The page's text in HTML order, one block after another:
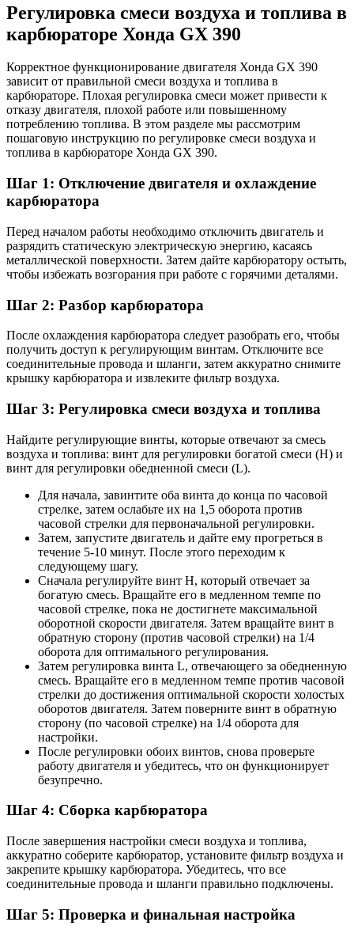
Регулировка смеси воздуха и топлива в
карбюраторе Хонда GX 390
Корректное функционирование двигателя Хонда GX 390
зависит от правильной смеси воздуха и топлива в
карбюраторе. Плохая регулировка смеси может привести к
отказу двигателя, плохой работе или повышенному
потреблению топлива. В этом разделе мы рассмотрим
пошаговую инструкцию по регулировке смеси воздуха и
топлива в карбюраторе Хонда GX 390.
Шаг 1: Отключение двигателя и охлаждение
карбюратора
Перед началом работы необходимо отключить двигатель и
разрядить статическую электрическую энергию, касаясь
металлической поверхности. Затем дайте карбюратору остыть,
чтобы избежать возгорания при работе с горячими деталями.
Шаг 2: Разбор карбюратора
После охлаждения карбюратора следует разобрать его, чтобы
получить доступ к регулирующим винтам. Отключите все
соединительные провода и шланги, затем аккуратно снимите
крышку карбюратора и извлеките фильтр воздуха.
Шаг 3: Регулировка смеси воздуха и топлива
Найдите регулирующие винты, которые отвечают за смесь
воздуха и топлива: винт для регулировки богатой смеси (H) и
винт для регулировки обедненной смеси (L).
Для начала, завинтите оба винта до конца по часовой
стрелке, затем ослабьте их на 1,5 оборота против
часовой стрелки для первоначальной регулировки.
Затем, запустите двигатель и дайте ему прогреться в
течение 5-10 минут. После этого переходим к
следующему шагу.
Сначала регулируйте винт H, который отвечает за
богатую смесь. Вращайте его в медленном темпе по
часовой стрелке, пока не достигнете максимальной
оборотной скорости двигателя. Затем вращайте винт в
обратную сторону (против часовой стрелки) на 1/4
оборота для оптимального регулирования.
Затем регулировка винта L, отвечающего за обедненную
смесь. Вращайте его в медленном темпе против часовой
стрелки до достижения оптимальной скорости холостых
оборотов двигателя. Затем поверните винт в обратную
сторону (по часовой стрелке) на 1/4 оборота для
настройки.
После регулировки обоих винтов, снова проверьте
работу двигателя и убедитесь, что он функционирует
безупречно.
Шаг 4: Сборка карбюратора
После завершения настройки смеси воздуха и топлива,
аккуратно соберите карбюратор, установите фильтр воздуха и
закрепите крышку карбюратора. Убедитесь, что все
соединительные провода и шланги правильно подключены.
Шаг 5: Проверка и финальная настройка